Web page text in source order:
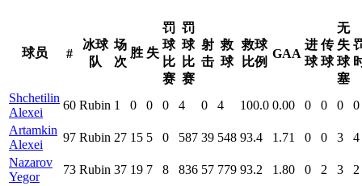
球员 #
冰球
队
场
次
胜 失
罚
球
比
赛
罚
球
比
赛
射
击
救
球
救球
比例
GAA
进
球
传
球
无
失
球
塞
Shchetilin
Alexei
60 Rubin 1 0 0 0 4 0 4 100.0 0.00 0 0 0
0
Artamkin
Alexei
97 Rubin 27 15 5 0 587 39 548 93.4 1.71 0 0 3
4
Nazarov
Yegor
73 Rubin 37 19 7 8 836 57 779 93.2 1.80 0 2 3
2